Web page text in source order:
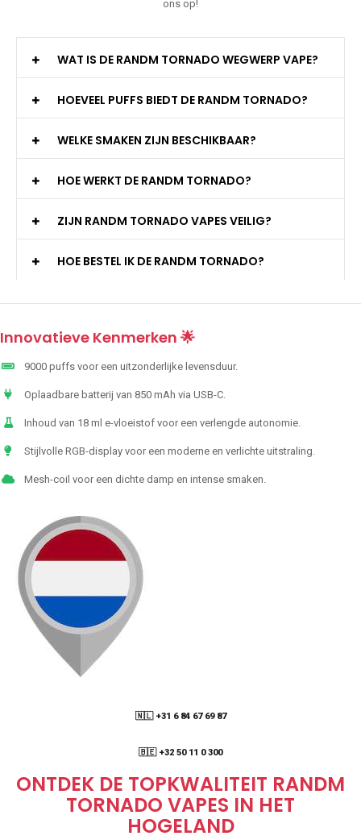
ons op!
WAT IS DE RANDM TORNADO WEGWERP VAPE?
HOEVEEL PUFFS BIEDT DE RANDM TORNADO?
WELKE SMAKEN ZIJN BESCHIKBAAR?
HOE WERKT DE RANDM TORNADO?
ZIJN RANDM TORNADO VAPES VEILIG?
HOE BESTEL IK DE RANDM TORNADO?
Innovatieve Kenmerken 🌟
9000 puffs voor een uitzonderlijke levensduur.
Oplaadbare batterij van 850 mAh via USB-C.
Inhoud van 18 ml e-vloeistof voor een verlengde autonomie.
Stijlvolle RGB-display voor een moderne en verlichte uitstraling.
Mesh-coil voor een dichte damp en intense smaken.
🇳🇱 +31 6 84 67 69 87
🇧🇪 +32 50 11 0 300
ONTDEK DE TOPKWALITEIT RANDM
TORNADO VAPES IN HET
HOGELAND